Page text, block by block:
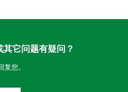
它问题有疑问？
您。